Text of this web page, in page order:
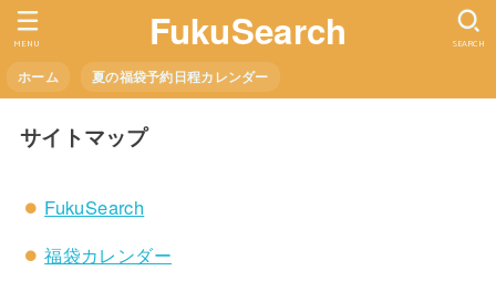
FukuSearch
ホーム 夏の福袋予約日程カレンダー
SEARCH
MENU
サイトマップ
FukuSearch
福袋カレンダー